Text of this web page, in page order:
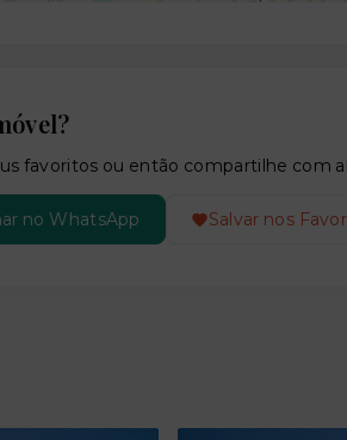
favoritos ou então compartilhe com
no WhatsApp Salvar nos